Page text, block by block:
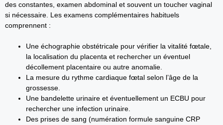
des constantes, examen abdominal et souvent un toucher vaginal
si nécessaire. Les examens complémentaires habituels
comprennent :
Une échographie obstétricale pour vérifier la vitalité fœtale,
la localisation du placenta et rechercher un éventuel
décollement placentaire ou autre anomalie.
La mesure du rythme cardiaque fœtal selon l’âge de la
grossesse.
Une bandelette urinaire et éventuellement un ECBU pour
rechercher une infection urinaire.
Des prises de sang (numération formule sanguine CRP